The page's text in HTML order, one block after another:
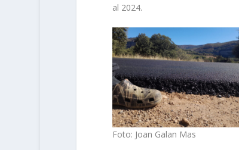
al 2024.
Foto: Joan Galan Mas